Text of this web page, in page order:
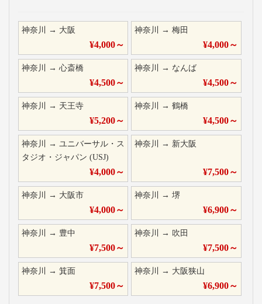
神奈川 → 大阪
¥4,000～
神奈川 →梅田
¥4,000～
神奈川 → 心斎橋
¥4,500～
神奈川 → なんば
¥4,500～
神奈川 → 天王寺
¥5,200～
神奈川 →鶴橋
¥4,500～
神奈川 → ユニバーサル・ス
タジオ・ジャパン (USJ)
¥4,000～
神奈川 → 新大阪
¥7,500～
神奈川 → 大阪市
¥4,000～
神奈川 →堺
¥6,900～
神奈川 → 豊中
¥7,500～
神奈川 → 吹田
¥7,500～
神奈川 → 箕面
¥7,500～
神奈川 → 大阪狭山
¥6,900～